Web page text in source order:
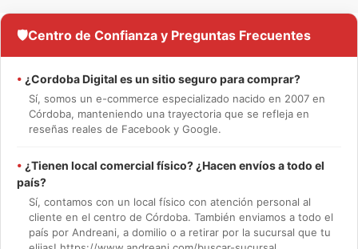
🛡️Centro de Confianza y Preguntas Frecuentes
• ¿Cordoba Digital es un sitio seguro para comprar?
Sí, somos un e-commerce especializado nacido en 2007 en
Córdoba, manteniendo una trayectoria que se refleja en
reseñas reales de Facebook y Google.
• ¿Tienen local comercial físico? ¿Hacen envíos a todo el
país?
Sí, contamos con un local físico con atención personal al
cliente en el centro de Córdoba. También enviamos a todo el
país por Andreani, a domilio o a retirar por la sucursal que tu